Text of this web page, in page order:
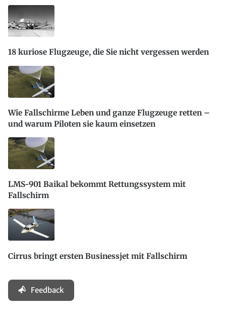
18 kuriose Flugzeuge, die Sie nicht vergessen werden
Wie Fallschirme Leben und ganze Flugzeuge retten –
und warum Piloten sie kaum einsetzen
LMS-901 Baikal bekommt Rettungssystem mit
Fallschirm
Cirrus bringt ersten Businessjet mit Fallschirm
Feedback